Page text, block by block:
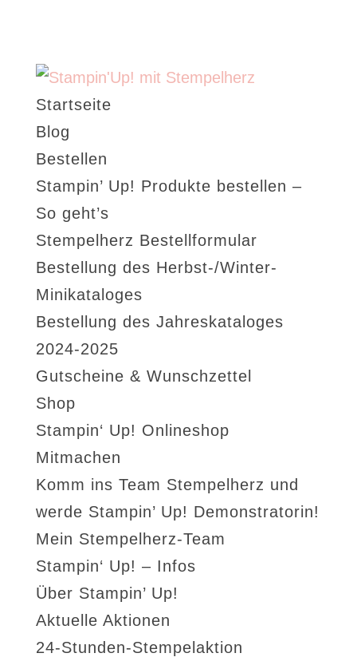
Startseite
Blog
Bestellen
Stampin’ Up! Produkte bestellen –
So geht’s
Stempelherz Bestellformular
Bestellung des Herbst-/Winter-
Minikataloges
Bestellung des Jahreskataloges
2024-2025
Gutscheine & Wunschzettel
Shop
Stampin‘ Up! Onlineshop
Mitmachen
Komm ins Team Stempelherz und
werde Stampin’ Up! Demonstratorin!
Mein Stempelherz-Team
Stampin‘ Up! – Infos
Über Stampin’ Up!
Aktuelle Aktionen
24-Stunden-Stempelaktion